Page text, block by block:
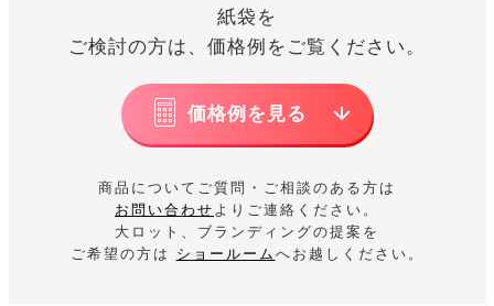
紙袋を
ご検討の方は、価格例をご覧ください。
価格例を見る
商品についてご質問・ご相談のある方は
お問い合わせ よりご連絡ください。
大ロット、ブランディングの提案を
ご希望の方は ショールーム へお越しください。